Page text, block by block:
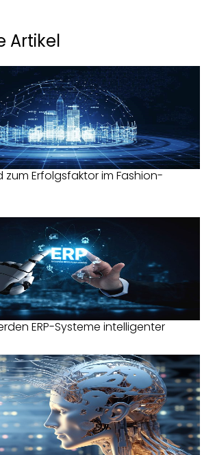
Artikel
zum Erfolgsfaktor im Fashion-
ERP-Systeme intelligenter